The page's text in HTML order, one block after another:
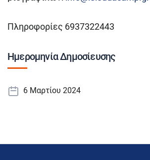
Πληροφορίες 6937322443
Ημερομηνία Δημοσίευσης
6 Μαρτίου 2024